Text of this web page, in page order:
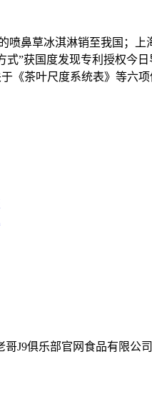
鼻草冰淇淋销至我国；上海
式”获国度发现专利授权今
《茶叶尺度系统表》等六
哥J9俱乐部官网食品有限公司